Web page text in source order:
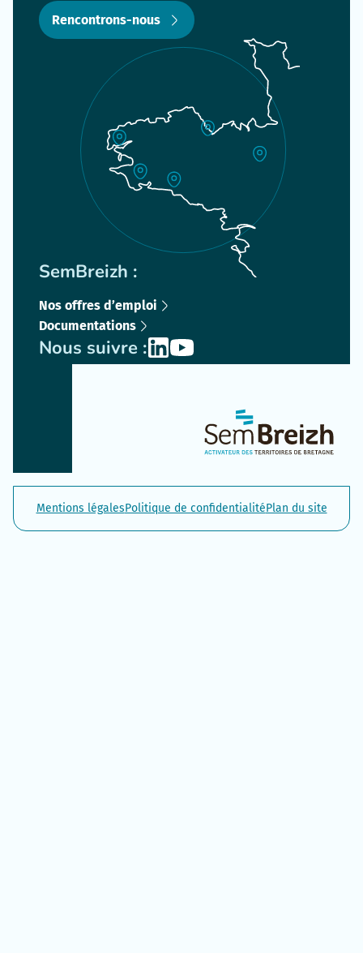
Rencontrons-nous
SemBreizh :
Nos offres d’emploi
Documentations
Nous suivre :
Mentions légalesPolitique de confidentialitéPlan du site